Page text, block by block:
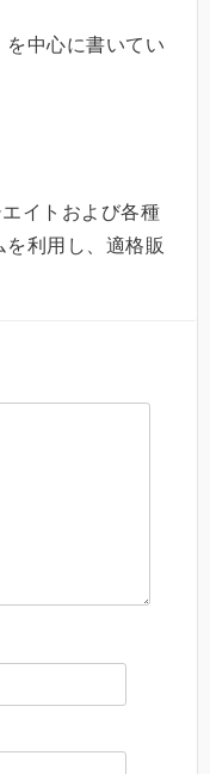
中心に書いてい
イトおよび各種
利用し、適格販